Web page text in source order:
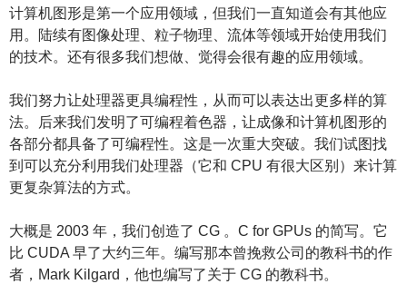
计算机图形是第一个应用领域，但我们一直知道会有其他应
用。陆续有图像处理、粒子物理、流体等领域开始使用我们
的技术。还有很多我们想做、觉得会很有趣的应用领域。
我们努力让处理器更具编程性，从而可以表达出更多样的算
法。后来我们发明了可编程着色器，让成像和计算机图形的
各部分都具备了可编程性。这是一次重大突破。我们试图找
到可以充分利用我们处理器（它和 CPU 有很大区别）来计算
更复杂算法的方式。
大概是 2003 年，我们创造了 CG 。C for GPUs 的简写。它
比 CUDA 早了大约三年。编写那本曾挽救公司的教科书的作
者，Mark Kilgard，他也编写了关于 CG 的教科书。